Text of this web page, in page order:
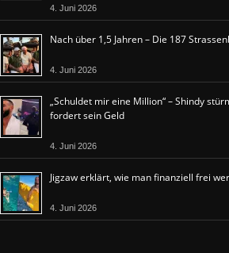
4. Juni 2026
Nach über 1,5 Jahren – Die 187
4. Juni 2026
„Schuldet mir eine Million“ – Shindy
fordert sein Geld
4. Juni 2026
Jigzaw erklärt, wie man finanziell frei
4. Juni 2026